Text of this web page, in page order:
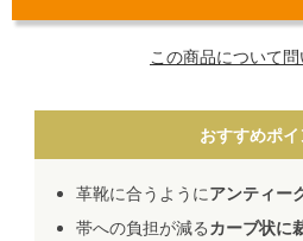
この商品について
おすすめポイ
革靴に合うようにアンティー
帯への負担が減るカーブ状に